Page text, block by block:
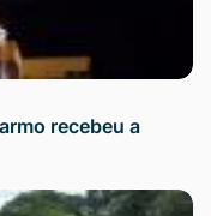
recebeu a